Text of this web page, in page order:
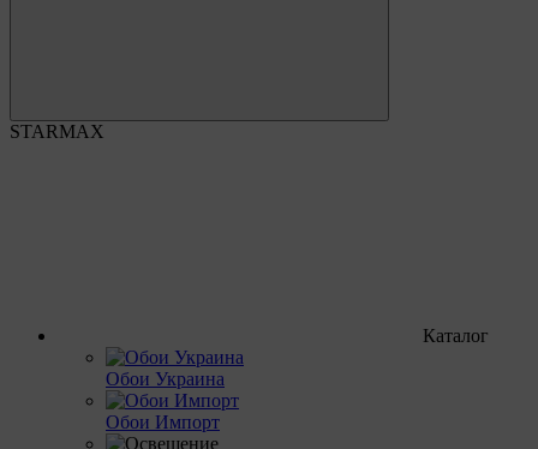
STARMAX
Каталог
Обои Украина
Обои Импорт